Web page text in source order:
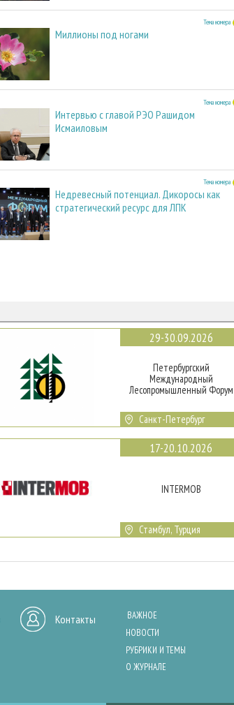
Тема номера
Миллионы под ногами
Тема номера
Интервью с главой РЭО Рашидом
Исмаиловым
Тема номера
Недревесный потенциал. Дикоросы как
стратегический ресурс для ЛПК
29-30.09.2026
Петербургский
Международный
Лесопромышленный Форум
Санкт-Петербург
17-20.10.2026
INTERMOB
Стамбул, Турция
Контакты
ВАЖНОЕ
НОВОСТИ
РУБРИКИ И ТЕМЫ
О ЖУРНАЛЕ